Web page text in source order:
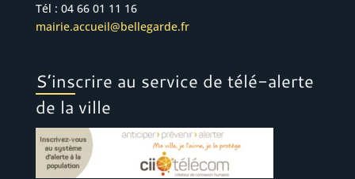
Tél : 04 66 01 11 16
mairie.accueil@bellegarde.fr
S’inscrire au service de télé-alerte
de la ville